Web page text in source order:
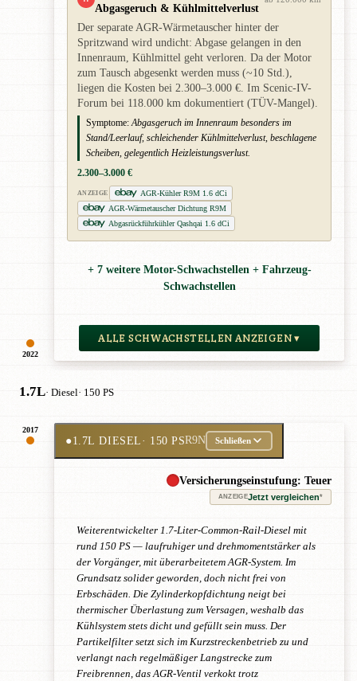
2022
Abgasgeruch & Kühlmittelverlust
Der separate AGR-Wärmetauscher hinter der
Spritzwand wird undicht: Abgase gelangen in den
Innenraum, Kühlmittel geht verloren. Da der Motor
zum Tausch abgesenkt werden muss (~10 Std.),
liegen die Kosten bei 2.300–3.000 €. Im Scenic-IV-
Forum bei 118.000 km dokumentiert (TÜV-Mangel).
Symptome: Abgasgeruch im Innenraum besonders im
Stand/Leerlauf, schleichender Kühlmittelverlust, beschlagene
Scheiben, gelegentlich Heizleistungsverlust.
2.300–3.000 €
ANZEIGE
AGR-Kühler R9M 1.6 dCi
AGR-Wärmetauscher Dichtung R9M
Abgasrückführkühler Qashqai 1.6 dCi
+ 7 weitere Motor-Schwachstellen + Fahrzeug-
Schwachstellen
ALLE SCHWACHSTELLEN ANZEIGEN ▾
1.7L· Diesel· 150 PS
2017
●1.7L DIESEL· 150 PSR9N Schließen
Versicherungseinstufung: Teuer
ANZEIGEJetzt vergleichen*
Weiterentwickelter 1.7-Liter-Common-Rail-Diesel mit
rund 150 PS — laufruhiger und drehmomentstärker als
der Vorgänger, mit überarbeitetem AGR-System. Im
Grundsatz solider geworden, doch nicht frei von
Erbschäden. Die Zylinderkopfdichtung neigt bei
thermischer Überlastung zum Versagen, weshalb das
Kühlsystem stets dicht und gefüllt sein muss. Der
Partikelfilter setzt sich im Kurzstreckenbetrieb zu und
verlangt nach regelmäßiger Langstrecke zum
Freibrennen, das AGR-Ventil verkokt trotz